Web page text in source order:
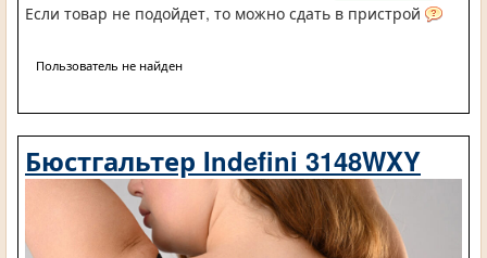
Если товар не подойдет, то можно сдать в пристрой
Пользователь не найден
Бюстгальтер Indefini 3148WXY